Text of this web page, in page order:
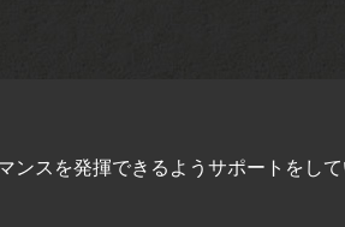
ンスを発揮できるようサポートをして